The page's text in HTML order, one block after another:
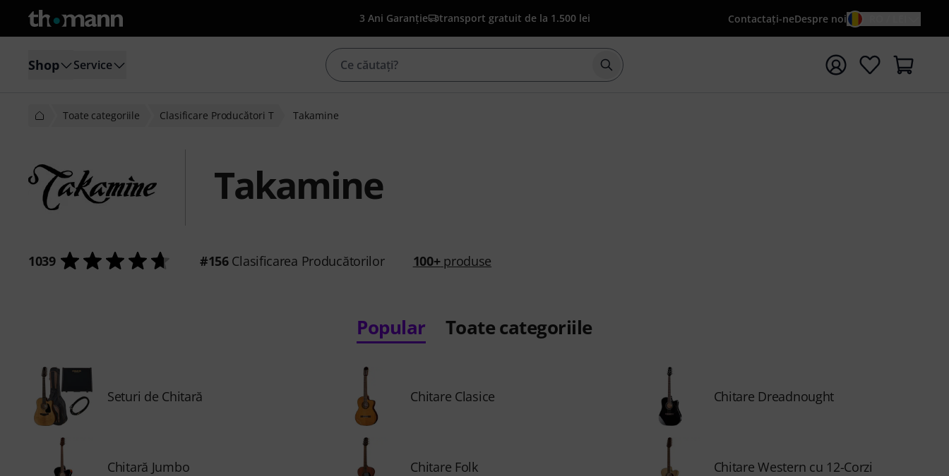
3 Ani Garanție transport gratuit de la 1.500 lei Contactaţi-neDespre noi
Shop Service Începeți căutarea cu termenul de căutare {searchTerm}
Toate categoriile Clasificare Producători T Takamine
Takamine
1039 #156Clasificarea Producătorilor 100+produse
Popular Toate categoriile
Seturi de Chitară Chitare Clasice Chitare Dreadnought
Chitară Jumbo Chitare Folk Chitare Western cu 12-Corzi